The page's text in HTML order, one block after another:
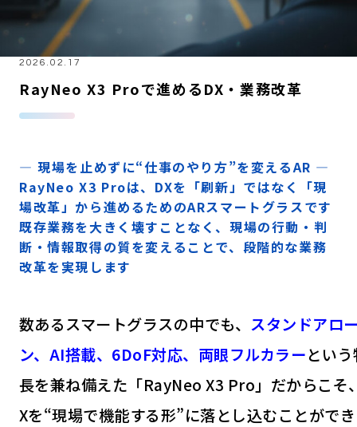
2026.02.17
RayNeo X3 Proで進めるDX・業務改革
— 現場を止めずに“仕事のやり方”を変えるAR —
RayNeo X3 Proは、DXを「刷新」ではなく「現
場改革」から進めるためのARスマートグラスです
既存業務を大きく壊すことなく、現場の行動・判
断・情報取得の質を変えることで、段階的な業務
改革を実現します
数あるスマートグラスの中でも、 スタンドアロ
ン、AI搭載、6DoF対応、両眼フルカラーとい
長を兼ね備えた「RayNeo X3 Pro」だからこそ
Xを“現場で機能する形”に落とし込むことがで